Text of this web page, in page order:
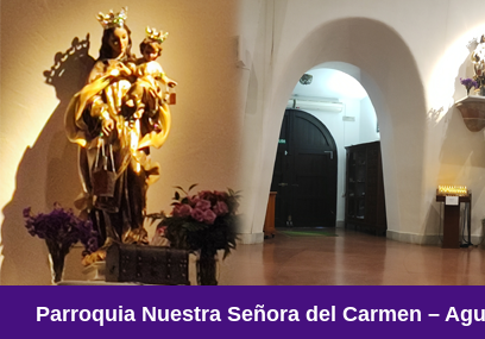
contenido
Parroquia Nuestra Señora del Carmen –